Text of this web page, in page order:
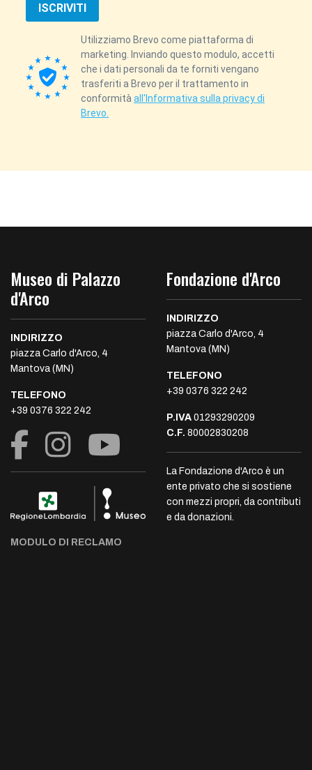
ISCRIVITI
Utilizziamo Brevo come piattaforma di
marketing. Inviando questo modulo, accetti
che i dati personali da te forniti vengano
trasferiti a Brevo per il trattamento in
conformità all'Informativa sulla privacy di
Brevo.
Museo di Palazzo
d'Arco
INDIRIZZO
piazza Carlo d'Arco, 4
Mantova (MN)
TELEFONO
+39 0376 322 242
MODULO DI RECLAMO
Fondazione d'Arco
INDIRIZZO
piazza Carlo d'Arco, 4
Mantova (MN)
TELEFONO
+39 0376 322 242
P.IVA 01293290209
C.F. 80002830208
La Fondazione d'Arco è un
ente privato che si sostiene
con mezzi propri, da contributi
e da donazioni.